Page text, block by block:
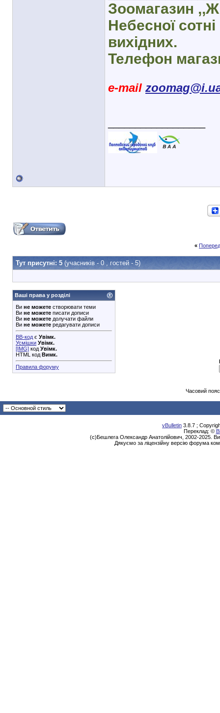
Зоомагазин
Небесної
вихідних.
Телефон
e-mail
«
Тут присутні: 5 (учасників - 0 , гостей - 5)
Ваші права у розділі
Ви не можете створювати теми
Ви не можете писати дописи
Ви не можете долучати файли
Ви не можете редагувати дописи
BB-код є Увімк.
Усмішки Увімк.
[IMG] код Увімк.
HTML код Вимк.
Правила форуму
Часовий
vBulletin 3.8.7 ;
Переклад: ©
(с)Бешлега Олександр Анатолійович, 2002-2025.
Дякуємо за ліцензійну версію форума